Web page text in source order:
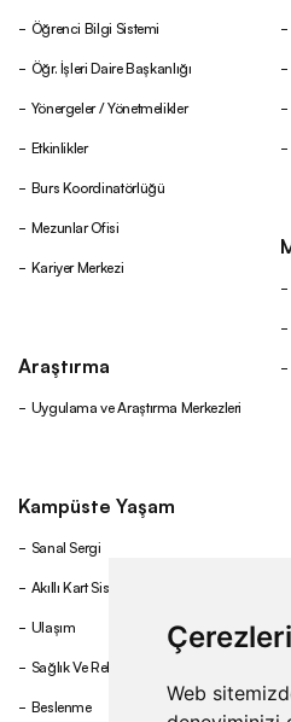
Web
Öğrenci Bilgi Sistemi
Öğr. İşleri Daire Başkanlığı
Yönergeler / Yönetmelikler
Etkinlikler
Burs Koordinatörlüğü
Mezunlar Ofisi
Kariyer Merkezi
Araştırma
Uygulama ve Araştırma Merkezleri
Kampüste Yaşam
Sanal Sergi
Akıllı Kart Sistemi
Ulaşım
Sağlık Ve Rehberlik
Beslenme